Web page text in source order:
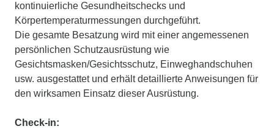
kontinuierliche Gesundheitschecks und
Körpertemperaturmessungen durchgeführt.
Die gesamte Besatzung wird mit einer angemessenen
persönlichen Schutzausrüstung wie
Gesichtsmasken/Gesichtsschutz, Einweghandschuhen
usw. ausgestattet und erhält detaillierte Anweisungen für
den wirksamen Einsatz dieser Ausrüstung.
Check-in: